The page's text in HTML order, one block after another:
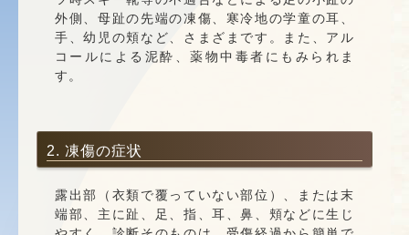
外側、母趾の先端の凍傷、寒冷地の学童の耳、
手、幼児の頬など、さまざまです。また、アル
コールによる泥酔、薬物中毒者にもみられま
す。
2. 凍傷の症状
露出部（衣類で覆っていない部位）、または末
端部、主に趾、足、指、耳、鼻、頬などに生じ